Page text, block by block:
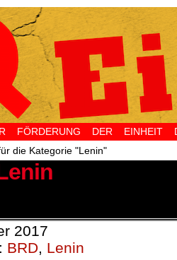
DER EINHEIT
die Kategorie "Lenin"
2017
BRD, Lenin